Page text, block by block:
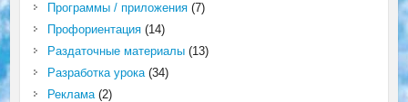
Программы / приложения(7)
Профориентация(14)
Раздаточные материалы(13)
Разработка урока(34)
Реклама(2)